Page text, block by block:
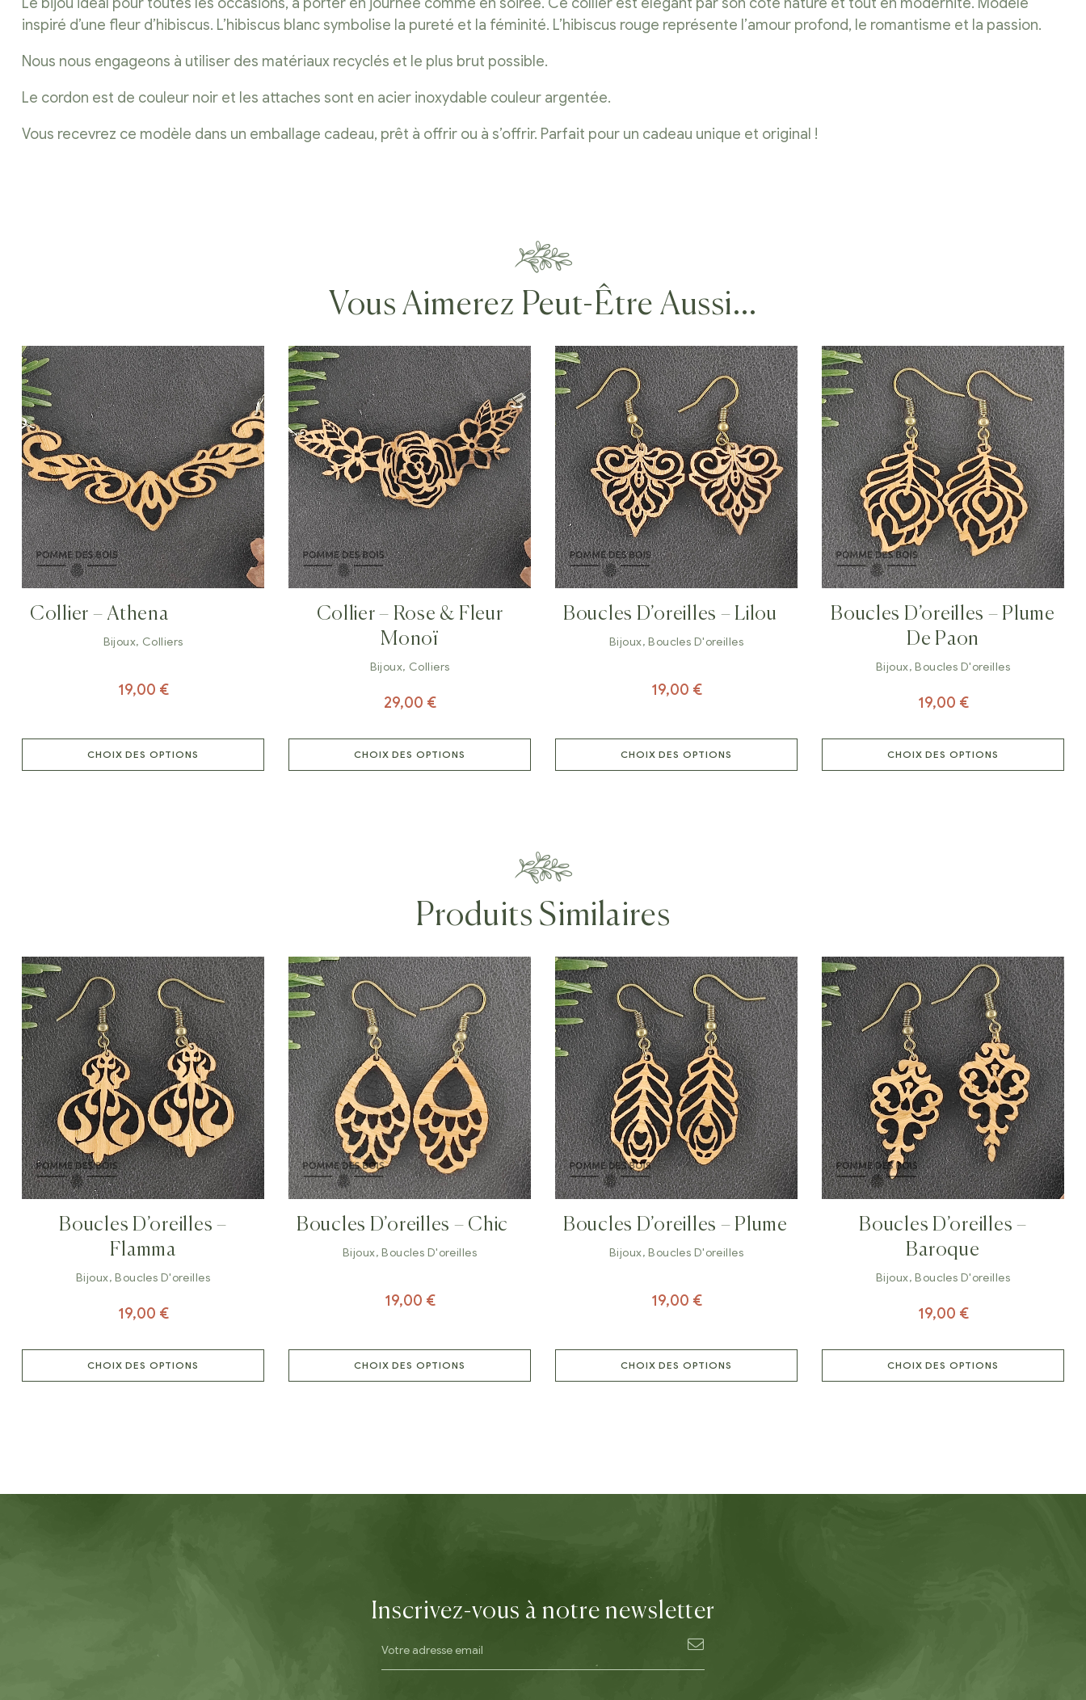
inspiré d’une fleur d’hibiscus. L’hibiscus blanc symbolise la pureté et la féminité. L’hibiscus rouge représente l’amour profond, le romantisme et la passion.
Nous nous engageons à utiliser des matériaux recyclés et le plus brut possible.
Le cordon est de couleur noir et les attaches sont en acier inoxydable couleur argentée.
Vous recevrez ce modèle dans un emballage cadeau, prêt à offrir ou à s’offrir. Parfait pour un cadeau unique et original !
Vous Aimerez Peut-Être Aussi…
Collier – Athena
Bijoux, Colliers
19,00 €
CHOIX DES OPTIONS
Collier – Rose & Fleur
Monoï
Bijoux, Colliers
29,00 €
CHOIX DES OPTIONS
Boucles D’oreilles – Lilou
Bijoux,Boucles D'oreilles
19,00 €
CHOIX DES OPTIONS
Boucles D’oreilles – Plume
De Paon
Bijoux,Boucles D'oreilles
19,00 €
CHOIX DES OPTIONS
Produits Similaires
Boucles D’oreilles –
Flamma
Bijoux,Boucles D'oreilles
19,00 €
CHOIX DES OPTIONS
Boucles D’oreilles – Chic
Bijoux,Boucles D'oreilles
19,00 €
CHOIX DES OPTIONS
Boucles D’oreilles – Plume
Bijoux,Boucles D'oreilles
19,00 €
CHOIX DES OPTIONS
Boucles D’oreilles –
Baroque
Bijoux,Boucles D'oreilles
19,00 €
CHOIX DES OPTIONS
Inscrivez-vous à notre newsletter